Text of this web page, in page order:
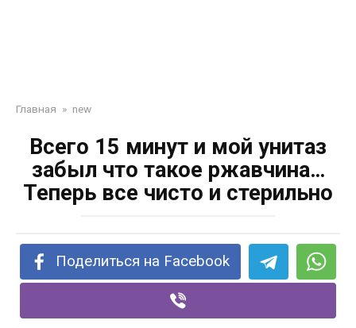
Главная » new
Всего 15 минут и мой унитаз
забыл что такое ржавчина…
Теперь все чисто и стерильно
Поделиться на Facebook